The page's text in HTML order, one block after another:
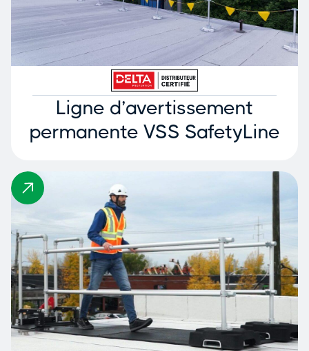
Ligne d’avertissement
permanente VSS SafetyLine